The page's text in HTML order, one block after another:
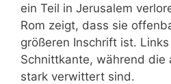
ein Teil in Jerusalem
Rom zeigt, dass sie
größeren Inschrift ist.
Schnittkante, während die
stark verwittert sind.